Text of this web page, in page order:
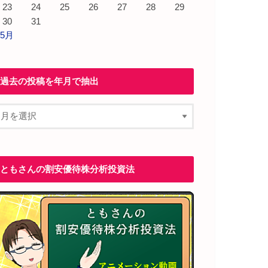
23 24 25 26 27 28
29
30
31
月
過去の投稿を年月で抽出
ともさんの割安優待株分析投資法